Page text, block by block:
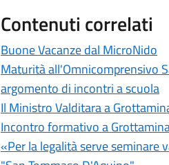
Contenuti correlati
Buone Vacanze dal MicroNido
Maturità all'Omnicomprensivo
argomento di incontri a scuola
Il Ministro Valditara a
Incontro formativo a
«Per la legalità serve seminare